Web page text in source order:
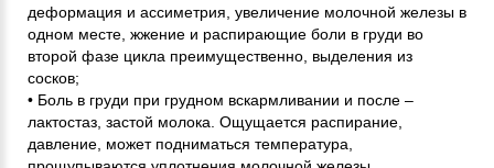
деформация и ассиметрия, увеличение молочной железы в
одном месте, жжение и распирающие боли в груди во
второй фазе цикла преимущественно, выделения из
сосков;
• Боль в груди при грудном вскармливании и после –
лактостаз, застой молока. Ощущается распирание,
давление, может подниматься температура,